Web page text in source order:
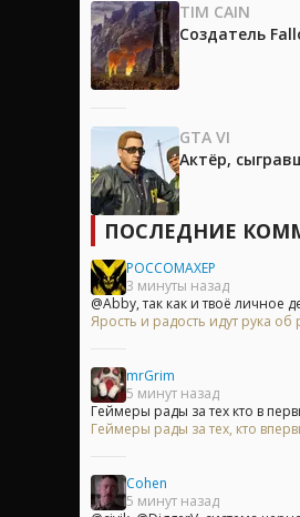
TIM CAIN
Создатель
GTA VI
Актёр,
ПОСЛЕДНИЕ
POCCOMAXEP
3 минуты назад
@Abby, так как и твоё личное
Ярость и радость идут рука
mrGrim
5 минут назад
Геймеры рады за тех кто в
Геймеры рады за тех, кто
Cohen
5 минут назад